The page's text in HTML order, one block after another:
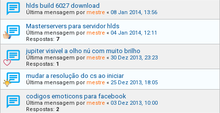
hlds build 6027 download
Última mensagem por mestre « 08 Jan 2014, 13:56
Masterservers para servidor hlds
Última mensagem por mestre « 04 Jan 2014, 12:11
Respostas: 7
jupiter visivel a olho nú com muito brilho
Última mensagem por mestre « 30 Dez 2013, 23:23
Respostas: 1
mudar a resolução do cs ao iniciar
Última mensagem por mestre « 25 Dez 2013, 18:05
codigos emoticons para facebook
Última mensagem por mestre « 03 Dez 2013, 10:00
Respostas: 2